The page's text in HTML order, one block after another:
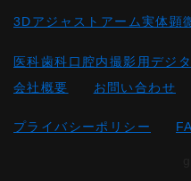
3Dアジャストアーム実体顕
医科歯科口腔内撮影用デジ
会社概要
お問い合わせ
プライバシーポリシー